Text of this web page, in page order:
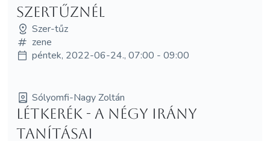
Szertűznél
Szer-tűz
zene
péntek, 2022-06-24., 07:00 - 09:00
Sólyomfi-Nagy Zoltán
Létkerék - a négy irány
tanításai